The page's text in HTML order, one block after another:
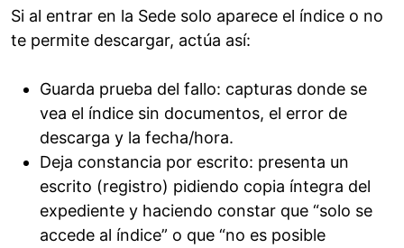
Si al entrar en la Sede solo aparece el índice o no
te permite descargar, actúa así:
Guarda prueba del fallo: capturas donde se
vea el índice sin documentos, el error de
descarga y la fecha/hora.
Deja constancia por escrito: presenta un
escrito (registro) pidiendo copia íntegra del
expediente y haciendo constar que “solo se
accede al índice” o que “no es posible